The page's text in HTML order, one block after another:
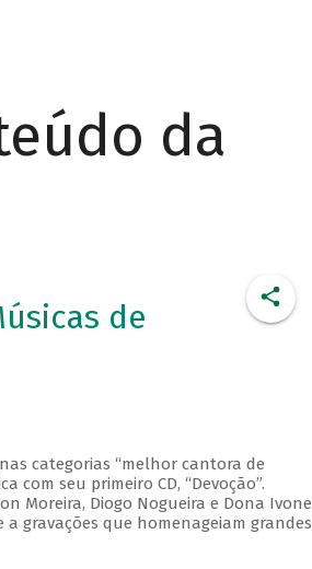
da
de
categorias “melhor cantora de
seu primeiro CD, “Devoção”.
Moreira, Diogo Nogueira e Dona Ivone
gravações que homenageiam grandes